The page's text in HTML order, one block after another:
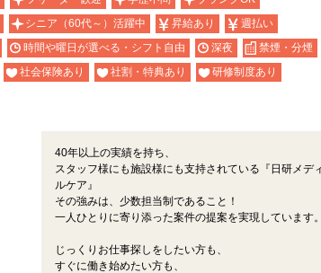
シニア（60代～）活躍中 昇給あり
週払い
時間や曜日が選べる・シフト自由 深夜
禁煙・分煙
社会保険あり 社割・特典あり
研修制度あり
40年以上の実績を持ち、
スタッフ様にも施設様にも支持されている『日研メデ
ルケア』
その強みは、少数担当制であること！
一人ひとりに寄り添った案件の提案を実現しています。
じっくりお仕事探しをしたい方も、
すぐに働き始めたい方も、